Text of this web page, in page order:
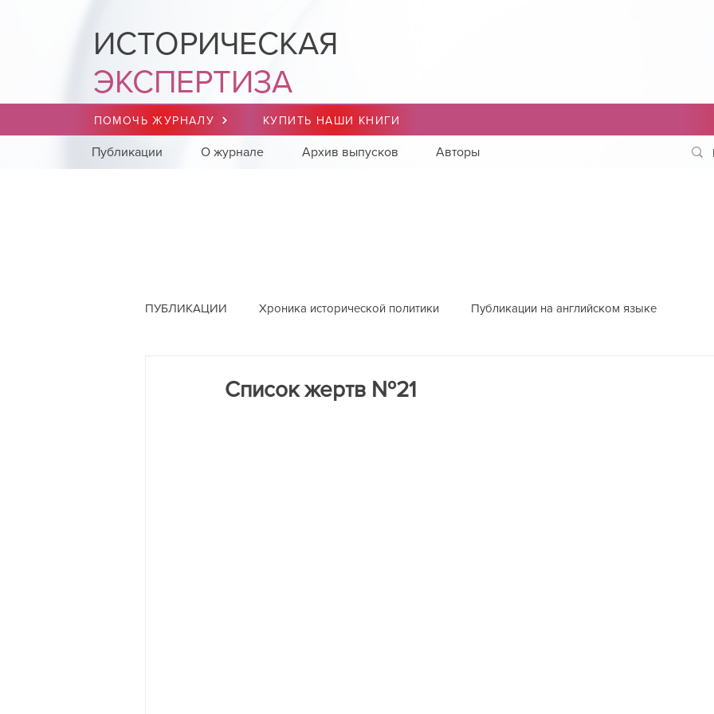
ИСТОРИЧЕСКАЯ
ЭКСПЕРТИЗА
ПОМОЧЬ ЖУРНАЛУ КУПИТЬ НАШИ КНИГИ
Публикации О журнале Архив выпусков Авторы
ПУБЛИКАЦИИ Хроника исторической политики Публикации на английском языке
Список жертв №21